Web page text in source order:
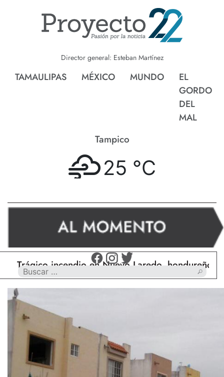
Director general: Esteban Martínez
TAMAULIPAS MÉXICO MUNDO
EL
GORDO
DEL
MAL
Tampico
25 °C
incendio en Nuevo Laredo, hondureño muere